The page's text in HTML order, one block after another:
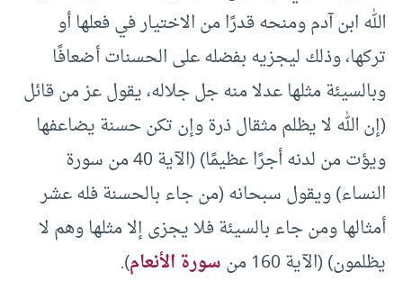
الله ابن آدم ومنحه قدرًا من الاختيار في فعلها أو
تركها، وذلك ليجزيه بفضله على الحسنات أضعافًا
وبالسيئة مثلها عدلا منه جل جلاله، يقول عز من قائل
(إن الله لا يظلم مثقال ذرة وإن تكن حسنة يضاعفها
ويؤت من لدنه أجرًا عظيمًا) (الآية 40 من سورة
النساء) ويقول سبحانه (من جاء بالحسنة فله عشر
أمثالها ومن جاء بالسيئة فلا يجزى إلا مثلها وهم لا
يظلمون) (الآية 160 من
سورة الأنعام).